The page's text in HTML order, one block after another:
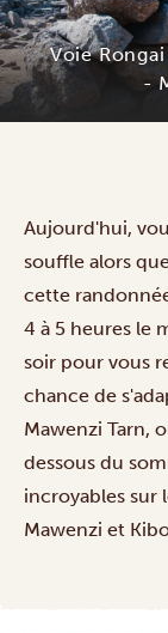
Voie
-
Aujourd'hui,
souffle alors
cette
4 à 5 heures le
soir pour vous
chance de
Mawenzi Tarn,
dessous du
incroyables sur
Mawenzi et